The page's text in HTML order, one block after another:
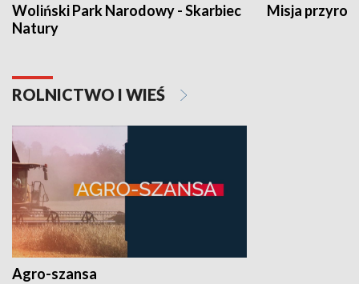
Woliński Park Narodowy - Skarbiec
Natury
Misja
ROLNICTWO I WIEŚ
Agro-szansa